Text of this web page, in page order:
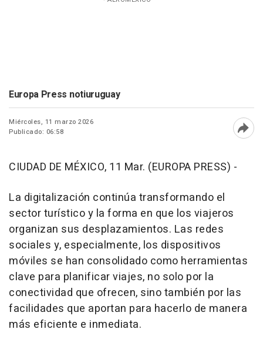
Europa Press notiuruguay
Miércoles, 11 marzo 2026
Publicado: 06:58
CIUDAD DE MÉXICO, 11 Mar. (EUROPA PRESS) -
La digitalización continúa transformando el
sector turístico y la forma en que los viajeros
organizan sus desplazamientos. Las redes
sociales y, especialmente, los dispositivos
móviles se han consolidado como herramientas
clave para planificar viajes, no solo por la
conectividad que ofrecen, sino también por las
facilidades que aportan para hacerlo de manera
más eficiente e inmediata.